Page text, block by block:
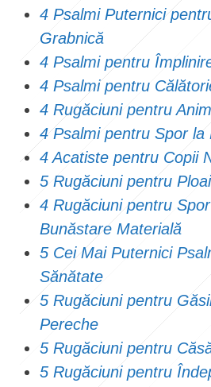
4 Psalmi Puternici
Grabnică
4 Psalmi pentru
4 Psalmi pentru
4 Rugăciuni pentru
4 Psalmi pentru Spor la
4 Acatiste pentru Copii
5 Rugăciuni pentru
4 Rugăciuni pentru
Bunăstare Materială
5 Cei Mai Puternici
Sănătate
5 Rugăciuni pentru
Pereche
5 Rugăciuni pentru
5 Rugăciuni pentru